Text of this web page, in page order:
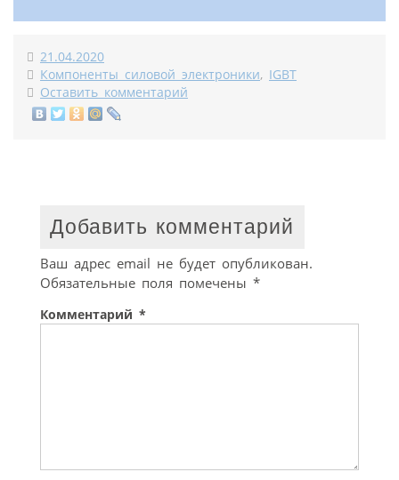
21.04.2020
Компоненты силовой электроники, IGBT
Оставить комментарий
Добавить комментарий
Ваш адрес email не будет опубликован.
Обязательные поля помечены *
Комментарий *